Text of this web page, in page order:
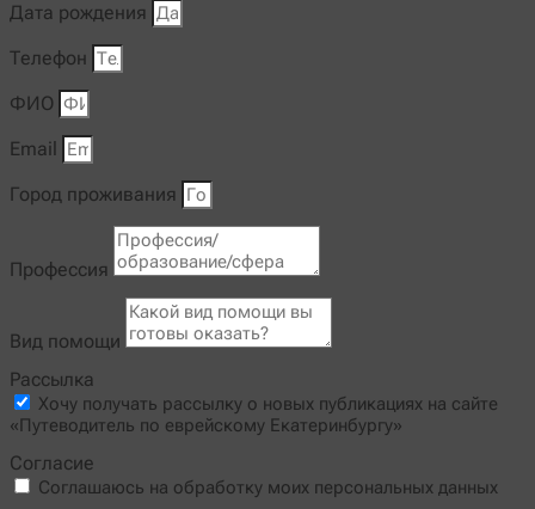
Дата рождения
Телефон
ФИО
Email
Город проживания
Профессия
Вид помощи
Рассылка
Хочу получать рассылку о новых публикациях на сайте
«Путеводитель по еврейскому Екатеринбургу»
Согласие
Соглашаюсь на обработку моих персональных данных